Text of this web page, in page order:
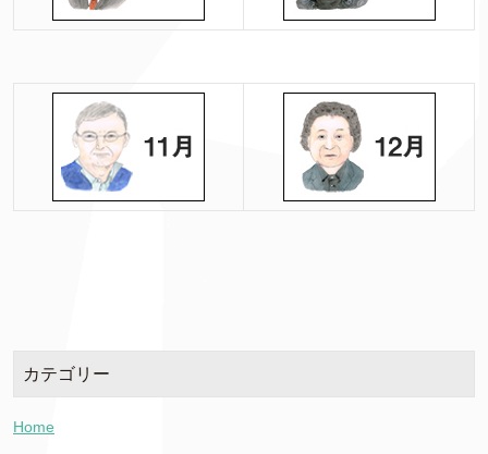
カテゴリー
Home